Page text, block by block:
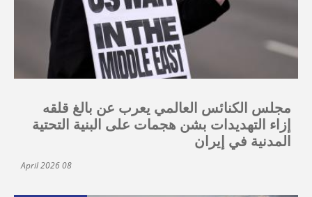
مجلس الكنائس العالمي يعرب عن بالغ قلقه
إزاء التهديدات بشن هجمات على البنية التحتية
المدنية في إيران
08 April 2026